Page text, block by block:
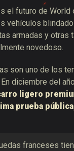
el futuro de
vehículos
armadas y otras
novedoso.
son uno de los
diciembre del
ligero
prueba
franceses